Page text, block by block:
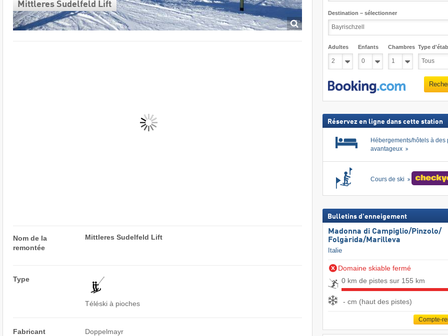
Mittleres Sudelfeld Lift
Nom de la
remontée
Mittleres Sudelfeld Lift
Type
Téléski à pioches
Fabricant Doppelmayr
Destination – sélectionner
Adultes Enfants Chambres Type
Réservez en ligne dans cette station
Hébergements/hôtels à des
avantageux
Cours de ski
Bulletins d'enneigement
Madonna di Campiglio/​Pinzolo/​
Folgàrida/​Marilleva
Italie
Domaine skiable fermé
0 km de pistes sur 155 km
- cm (haut des pistes)
Compte-